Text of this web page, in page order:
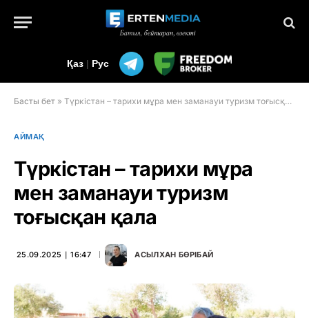
Қаз | Рус
Басты бет » Түркістан – тарихи мұра мен заманауи туризм тоғысқан қала
АЙМАҚ
Түркістан – тарихи мұра
мен заманауи туризм
тоғысқан қала
25.09.2025 ∣ 16:47 АСЫЛХАН БӨРІБАЙ